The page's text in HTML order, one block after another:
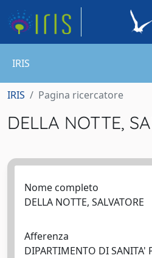
IRIS
IRIS Pagina ricercatore
DELLA NOTTE,
Nome completo
DELLA NOTTE, SALVATORE
Afferenza
DIPARTIMENTO DI SANITA'